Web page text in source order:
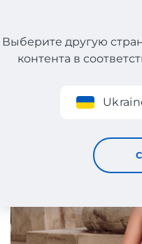
Регистрация
Выберите другую
контента в
Туфли на каблуке: